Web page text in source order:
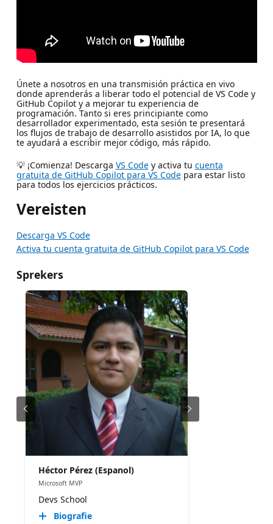
Únete a nosotros en una transmisión práctica en vivo
donde aprenderás a liberar todo el potencial de VS Code y
GitHub Copilot y a mejorar tu experiencia de
programación. Tanto si eres principiante como
desarrollador experimentado, esta sesión te presentará
los flujos de trabajo de desarrollo asistidos por IA, lo que
te ayudará a escribir mejor código, más rápido.
💡 ¡Comienza! Descarga VS Codey activa tu cuenta
gratuita de GitHub Copilot para VS Codepara estar listo
para todos los ejercicios prácticos.
Vereisten
Descarga VS Code
Activa tu cuenta gratuita de GitHub Copilot para VS Code
Sprekers
Héctor Pérez (Espanol)
Microsoft MVP
Devs School
Biografie